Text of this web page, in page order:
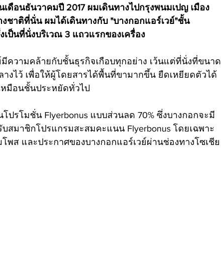
ดือนธันวาคมปี 2017 ผมเดินทางไปกรุงพนมเปญ เมือง
ชาติที่นั่น ผมได้เดินทางกับ "บางกอกแอร์เวย์"ชั้น
เป็นที่นั่งบริเวณ 3 แถวแรกของเครื่อง
ความคล้ายกับชั้นธุรกิจเกือบทุกอย่าง เว้นแต่ที่นั่งที่ขนาด
งไว้ เพื่อให้ผู้โดยสารได้พื้นที่ขามากขึ้น ยืดเหยียดตัวได้
มือนชั้นประหยัดทั่วไป
รโมชั่น Flyerbonus แบบส่วนลด 70% ซึ่งบางกอกจะมี
สมาชิกโปรแกรมสะสมคะแนน Flyerbonus โดยเฉพาะ
ส และประกาศของบางกอกแอร์เวย์ผ่านช่องทางโซเชีย